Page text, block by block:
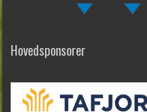
Hovedsponsorer